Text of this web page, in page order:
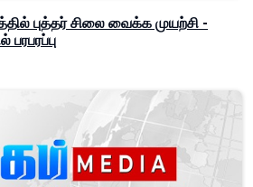
புத்தர் சிலை வைக்க முயற்சி -